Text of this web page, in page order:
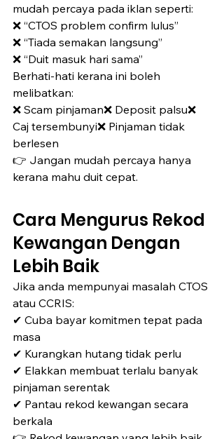
mudah percaya pada iklan seperti:
❌ “CTOS problem confirm lulus”
❌ “Tiada semakan langsung”
❌ “Duit masuk hari sama”
Berhati-hati kerana ini boleh
melibatkan:
❌ Scam pinjaman❌ Deposit palsu❌
Caj tersembunyi❌ Pinjaman tidak
berlesen
👉 Jangan mudah percaya hanya
kerana mahu duit cepat.
Cara Mengurus Rekod
Kewangan Dengan
Lebih Baik
Jika anda mempunyai masalah CTOS
atau CCRIS:
✔ Cuba bayar komitmen tepat pada
masa
✔ Kurangkan hutang tidak perlu
✔ Elakkan membuat terlalu banyak
pinjaman serentak
✔ Pantau rekod kewangan secara
berkala